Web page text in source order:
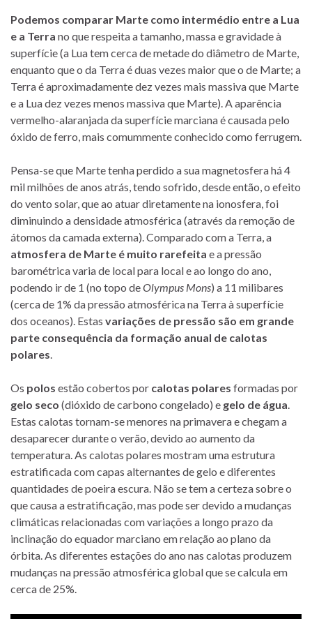
Podemos comparar Marte como intermédio entre a Lua
e a Terra no que respeita a tamanho, massa e gravidade à
superfície (a Lua tem cerca de metade do diâmetro de Marte,
enquanto que o da Terra é duas vezes maior que o de Marte; a
Terra é aproximadamente dez vezes mais massiva que Marte
e a Lua dez vezes menos massiva que Marte). A aparência
vermelho-alaranjada da superfície marciana é causada pelo
óxido de ferro, mais comummente conhecido como ferrugem.
Pensa-se que Marte tenha perdido a sua magnetosfera há 4
mil milhões de anos atrás, tendo sofrido, desde então, o efeito
do vento solar, que ao atuar diretamente na ionosfera, foi
diminuindo a densidade atmosférica (através da remoção de
átomos da camada externa). Comparado com a Terra, a
atmosfera de Marte é muito rarefeita e a pressão
barométrica varia de local para local e ao longo do ano,
podendo ir de 1 (no topo deOlympus Mons) a 11 milibares
(cerca de 1% da pressão atmosférica na Terra à superfície
dos oceanos). Estas variações de pressão são em grande
parte consequência da formação anual de calotas
polares.
Os polos estão cobertos por calotas polares formadas por
gelo seco (dióxido de carbono congelado) e gelo de água.
Estas calotas tornam-se menores na primavera e chegam a
desaparecer durante o verão, devido ao aumento da
temperatura. As calotas polares mostram uma estrutura
estratificada com capas alternantes de gelo e diferentes
quantidades de poeira escura. Não se tem a certeza sobre o
que causa a estratificação, mas pode ser devido a mudanças
climáticas relacionadas com variações a longo prazo da
inclinação do equador marciano em relação ao plano da
órbita. As diferentes estações do ano nas calotas produzem
mudanças na pressão atmosférica global que se calcula em
cerca de 25%.